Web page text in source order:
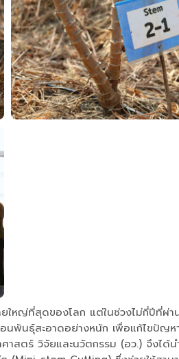
หญ่ที่สุดของโลก แต่ในช่วงไม่กี่ปีที่ผ่
ธุ์สะอาดอย่างหนัก เพื่อแก้ไขปัญห
สตร์ วิจัยและนวัตกรรม (อว.) จึงได้